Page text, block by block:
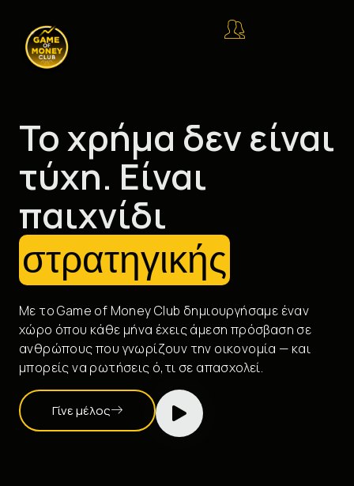
Το χρήμα δεν είναι
τύχη. Είναι
παιχνίδι
στρατηγικής
Με το Game of Money Club δημιουργήσαμε έναν
χώρο όπου κάθε μήνα έχεις άμεση πρόσβαση σε
ανθρώπους που γνωρίζουν την οικονομία — και
μπορείς να ρωτήσεις ό,τι σε απασχολεί.
Γίνε μέλος